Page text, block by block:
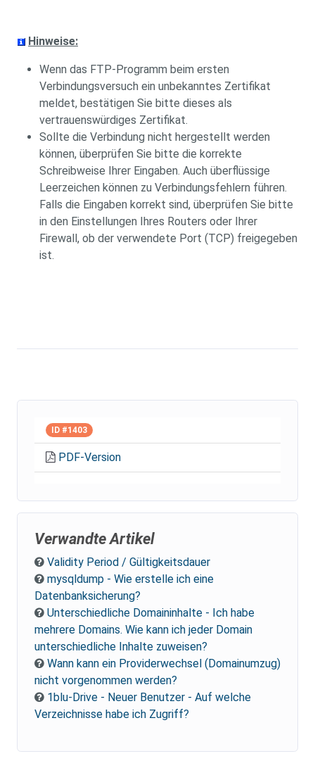
Hinweise:
Wenn das FTP-Programm beim ersten
Verbindungsversuch ein unbekanntes Zertifikat
meldet, bestätigen Sie bitte dieses als
vertrauenswürdiges Zertifikat.
Sollte die Verbindung nicht hergestellt werden
können, überprüfen Sie bitte die korrekte
Schreibweise Ihrer Eingaben. Auch überflüssige
Leerzeichen können zu Verbindungsfehlern führen.
Falls die Eingaben korrekt sind, überprüfen Sie bitte
in den Einstellungen Ihres Routers oder Ihrer
Firewall, ob der verwendete Port (TCP) freigegeben
ist.
ID #1403
PDF-Version
Verwandte Artikel
Validity Period / Gültigkeitsdauer
mysqldump - Wie erstelle ich eine
Datenbanksicherung?
Unterschiedliche Domaininhalte - Ich habe
mehrere Domains. Wie kann ich jeder Domain
unterschiedliche Inhalte zuweisen?
Wann kann ein Providerwechsel (Domainumzug)
nicht vorgenommen werden?
1blu-Drive - Neuer Benutzer - Auf welche
Verzeichnisse habe ich Zugriff?